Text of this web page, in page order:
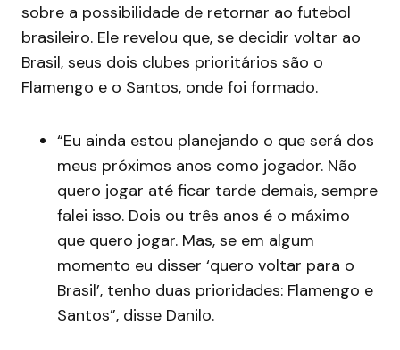
sobre a possibilidade de retornar ao futebol
brasileiro. Ele revelou que, se decidir voltar ao
Brasil, seus dois clubes prioritários são o
Flamengo e o Santos, onde foi formado.
“Eu ainda estou planejando o que será dos
meus próximos anos como jogador. Não
quero jogar até ficar tarde demais, sempre
falei isso. Dois ou três anos é o máximo
que quero jogar. Mas, se em algum
momento eu disser ‘quero voltar para o
Brasil’, tenho duas prioridades: Flamengo e
Santos”, disse Danilo.